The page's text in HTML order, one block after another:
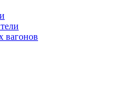
вагонов